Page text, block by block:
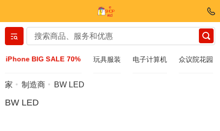
iPhone BIG SALE 70% 玩具服装 电子计算机 众议院花园
Вернуться назад
配件
家 制造商 BW LED
BW LED